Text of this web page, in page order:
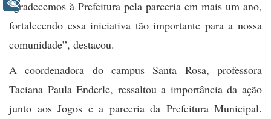
agradecemos à Prefeitura pela parceria em mais um ano,
fortalecendo essa iniciativa tão importante para a nossa
comunidade”, destacou.
A coordenadora do campus Santa Rosa, professora
Taciana Paula Enderle, ressaltou a importância da ação
junto aos Jogos e a parceria da Prefeitura Municipal.
+ Acessibilidade